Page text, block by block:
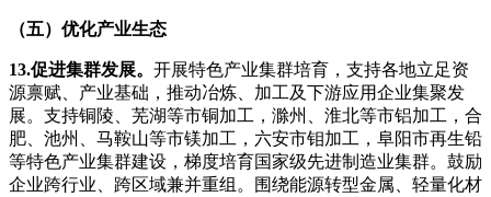
（五）优化产业生态
13.促进集群发展。 开展特色产业集群培育，支持各地立足资
源禀赋、产业基础，推动冶炼、加工及下游应用企业集聚发
展。支持铜陵、芜湖等市铜加工，滁州、淮北等市铝加工，合
肥、池州、马鞍山等市镁加工，六安市钼加工，阜阳市再生铅
等特色产业集群建设，梯度培育国家级先进制造业集群。鼓励
企业跨行业、跨区域兼并重组。围绕能源转型金属、轻量化材